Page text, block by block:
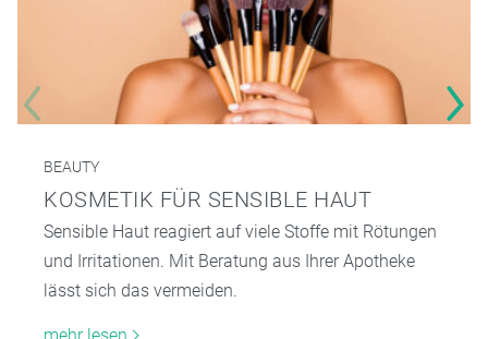
BEAUTY
KOSMETIK FÜR SENSIBLE HAUT
Sensible Haut reagiert auf viele Stoffe mit Rötungen
und Irritationen. Mit Beratung aus Ihrer Apotheke
lässt sich das vermeiden.